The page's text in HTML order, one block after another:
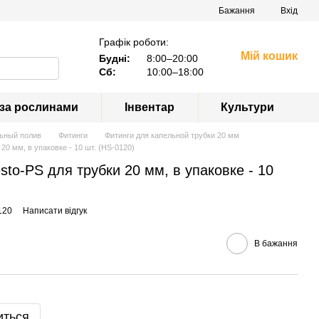
Бажання Вхід
Графік роботи:
Будні:
8:00–20:00
Сб:
10:00–18:00
Мій кошик
рослинами Інвентар Культури
полив Фитинги
Фитинги для капельной трубки 20 мм
мм, в упаковке - 10 шт. (HS-0120)
PS для трубки 20 мм, в упаковке - 10
Написати відгук
В бажання